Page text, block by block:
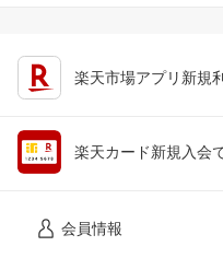
楽天市場アプリ新規
楽天カード新規入会
会員情報